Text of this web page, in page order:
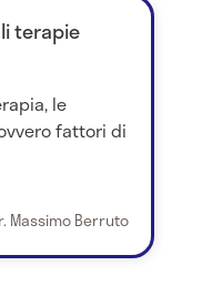
terapie
le
fattori di
Massimo Berruto